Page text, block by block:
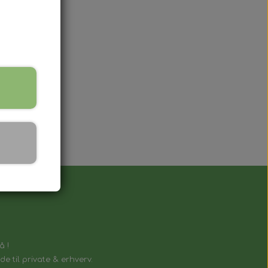
der fungerer på samme måde som
!
til private & erhverv.